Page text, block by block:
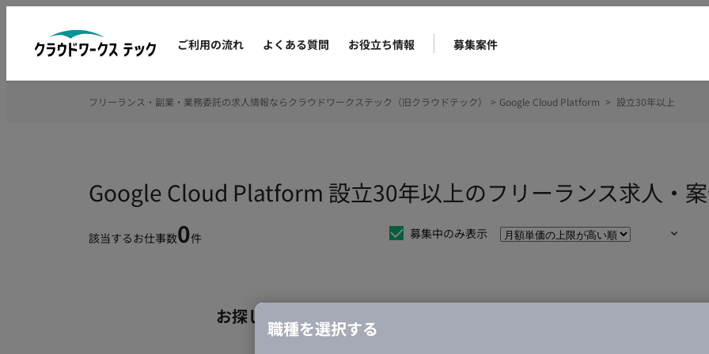
ご利用の流れ よくある質問 お役立ち情報 募集案件
Google Cloud Platform 設立30年以上のフリーランス求人・
該当するお仕事数0件 募集中のみ表示
お探しの条件のお仕事は見つかりませんでした。
職種を選択する
フリーランス・副業・業務委託の求人情報ならクラウドワークステック（旧クラウドテック） > Google Cloud Platform > 設立30年以上